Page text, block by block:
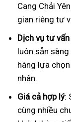
Cang Chải
gian riêng tư
Dịch vụ tư
luôn sẵn
hàng lựa
nhân.
Giá cả hợp lý:
cùng nhiều